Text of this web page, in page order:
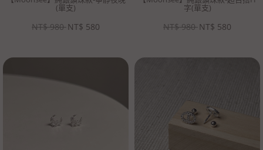
(單支)
NT$ 980 NT$ 580
字(單支)
NT$ 980 NT$ 580